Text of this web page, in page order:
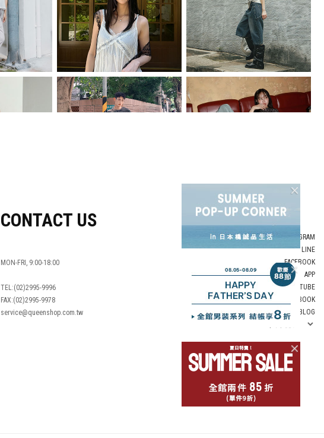
CONTACT US
MON-FRI, 9:00-18:00
TEL:(02)2995-9996
FAX:(02)2995-9978
service@queenshop.com.tw
INSTAGRAM
LINE
FACEBOOK
APP
YOUTUBE
LOOKBOOK
BLOG